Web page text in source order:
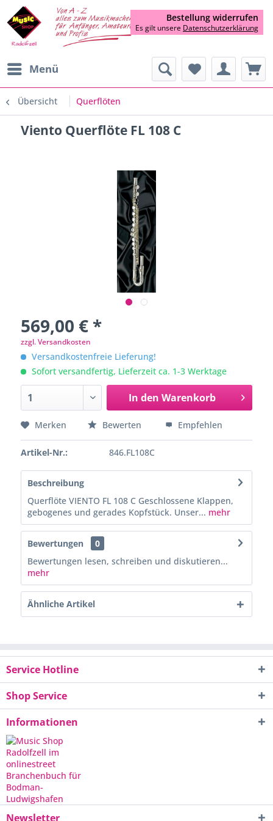
Menü
Übersicht Querflöten
Viento Querflöte FL 108 C
569,00 € *
zzgl. Versandkosten
Versandkostenfreie Lieferung!
Sofort versandfertig, Lieferzeit ca. 1-3 Werktage
In den Warenkorb
Merken Bewerten Empfehlen
Artikel-Nr.: 846.FL108C
Beschreibung
Querflöte VIENTO FL 108 C Geschlossene Klappen,
gebogenes und gerades Kopfstück. Unser... mehr
Bewertungen
0
Bewertungen lesen, schreiben und diskutieren...
mehr
Ähnliche Artikel
Service Hotline
Shop Service
Informationen
Newsletter
Bestellung widerrufen
Es gilt unsere Datenschutzerklärung